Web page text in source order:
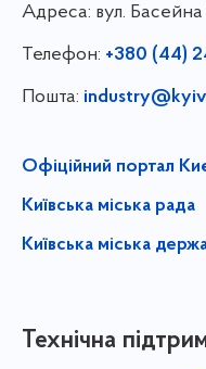
Адреса: вул.
Телефон: +380 (44)
Пошта:
Офіційний портал
Київська міська рада
Київська міська
Технічна